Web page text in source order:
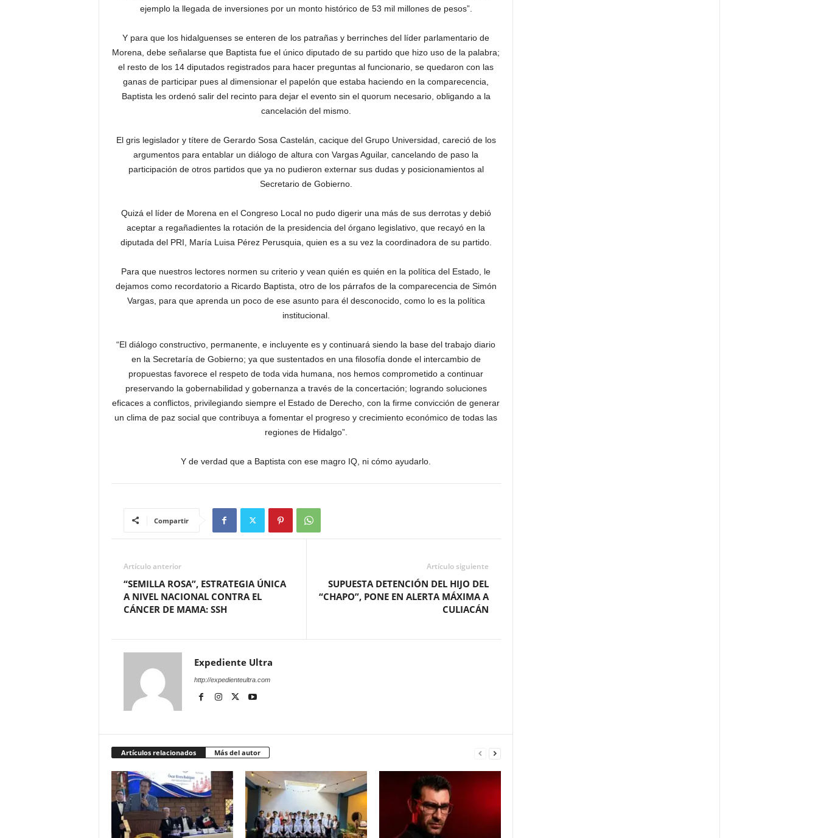
ejemplo la llegada de inversiones por un monto histórico de 53 mil millones de pesos”.
Y para que los hidalguenses se enteren de los patrañas y berrinches del líder parlamentario de
Morena, debe señalarse que Baptista fue el único diputado de su partido que hizo uso de la palabra;
el resto de los 14 diputados registrados para hacer preguntas al funcionario, se quedaron con las
ganas de participar pues al dimensionar el papelón que estaba haciendo en la comparecencia,
Baptista les ordenó salir del recinto para dejar el evento sin el quorum necesario, obligando a la
cancelación del mismo.
El gris legislador y títere de Gerardo Sosa Castelán, cacique del Grupo Universidad, careció de los
argumentos para entablar un diálogo de altura con Vargas Aguilar, cancelando de paso la
participación de otros partidos que ya no pudieron externar sus dudas y posicionamientos al
Secretario de Gobierno.
Quizá el líder de Morena en el Congreso Local no pudo digerir una más de sus derrotas y debió
aceptar a regañadientes la rotación de la presidencia del órgano legislativo, que recayó en la
diputada del PRI, María Luisa Pérez Perusquia, quien es a su vez la coordinadora de su partido.
Para que nuestros lectores normen su criterio y vean quién es quién en la política del Estado, le
dejamos como recordatorio a Ricardo Baptista, otro de los párrafos de la comparecencia de Simón
Vargas, para que aprenda un poco de ese asunto para él desconocido, como lo es la política
institucional.
“El diálogo constructivo, permanente, e incluyente es y continuará siendo la base del trabajo diario
en la Secretaría de Gobierno; ya que sustentados en una filosofía donde el intercambio de
propuestas favorece el respeto de toda vida humana, nos hemos comprometido a continuar
preservando la gobernabilidad y gobernanza a través de la concertación; logrando soluciones
eficaces a conflictos, privilegiando siempre el Estado de Derecho, con la firme convicción de generar
un clima de paz social que contribuya a fomentar el progreso y crecimiento económico de todas las
regiones de Hidalgo”.
Y de verdad que a Baptista con ese magro IQ, ni cómo ayudarlo.
Compartir
Artículo anterior
“SEMILLA ROSA”, ESTRATEGIA ÚNICA
A NIVEL NACIONAL CONTRA EL
CÁNCER DE MAMA: SSH
Artículo siguiente
SUPUESTA DETENCIÓN DEL HIJO DEL
“CHAPO”, PONE EN ALERTA MÁXIMA A
CULIACÁN
Expediente Ultra
http://expedienteultra.com
Artículos relacionados Más del autor